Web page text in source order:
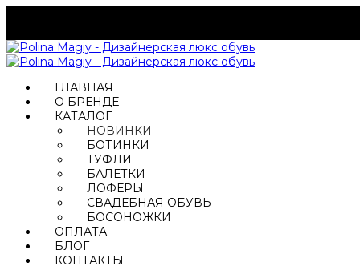
ГЛАВНАЯ
О БРЕНДЕ
КАТАЛОГ
НОВИНКИ
БОТИНКИ
ТУФЛИ
БАЛЕТКИ
ЛОФЕРЫ
СВАДЕБНАЯ ОБУВЬ
БОСОНОЖКИ
ОПЛАТА
БЛОГ
КОНТАКТЫ